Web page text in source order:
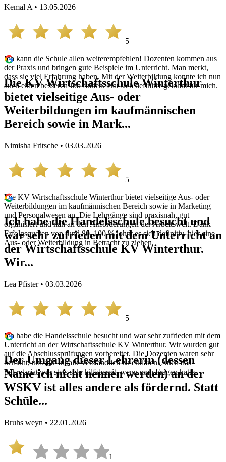
Kemal A • 13.05.2026
5
Ich kann die Schule allen weiterempfehlen! Dozenten kommen aus
der Praxis und bringen gute Beispiele im Unterricht. Man merkt,
dass sie viel Erfahrung haben. Mit der Weiterbildung konnte ich nun
auch einen besseren Job finden. Hat sich definitiv gelohnt für mich.
Die KV Wirtschaftsschule Winterthur
bietet vielseitige Aus- oder
Weiterbildungen im kaufmännischen
Bereich sowie in Mark...
Nimisha Fritsche • 03.03.2026
5
Die KV Wirtschaftsschule Winterthur bietet vielseitige Aus- oder
Weiterbildungen im kaufmännischen Bereich sowie in Marketing
und Personalwesen an. Die Lehrgänge sind praxisnah, gut
organisiert und nah an den Anforderungen der Arbeitswelt. Dank
Erfolgsquoten von rund 80–100 % lohnt es sich definitiv, hier eine
Aus- oder Weiterbildung in Betracht zu ziehen.
Ich habe die Handelsschule besucht und
war sehr zufrieden mit dem Unterricht an
der Wirtschaftsschule KV Winterthur.
Wir...
Lea Pfister • 03.03.2026
5
Ich habe die Handelsschule besucht und war sehr zufrieden mit dem
Unterricht an der Wirtschaftsschule KV Winterthur. Wir wurden gut
auf die Abschlussprüfungen vorbereitet. Die Dozenten waren sehr
bemüht, uns alle Inhalte verständlich zu erklären. Auch das
Sekretariat war stets sehr hilfsbereit, wenn man Fragen hatte.
Der Umgang dieser Lehrerin (dessen
Name ich nicht nennen werden) an der
WSKV ist alles andere als fördernd. Statt
Schüle...
Bruhs weyn • 22.01.2026
1